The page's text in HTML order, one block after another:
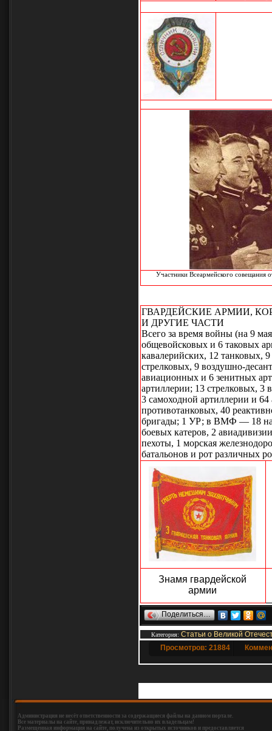
Участники Всеармейского совещания
ГВАРДЕЙСКИЕ АРМИИ,
И ДРУГИЕ ЧАСТИ
Всего за время войны (на 9
общевойсковых и 6 таковых
кавалерийских, 12 танковых,
стрелковых, 9 воздушно-
авиационных и 6 зенитных
артиллерии; 13 стрелковых, 3
3 самоходной артиллерии и
противотанковых, 40
бригады; 1 УР; в ВМФ — 18
боевых катеров, 2
пехоты, 1 морская
батальонов и рот различных
Знамя гвардейской
армии
Поделиться…
Категория: Статьи о Великой
Просмотров: 21884
Администрация не несёт ответственности за содержащиеся файлы на данном портале.
Все материалы на сайте, принадлежат, исключительно их владельцам!
Размещенная информация на сайте, получена из открытых источников и предоставляется